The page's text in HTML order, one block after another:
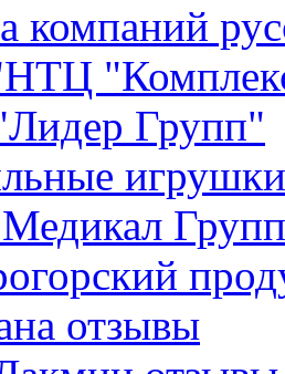
компаний
Групп"
игрушки
Групп
отзывы